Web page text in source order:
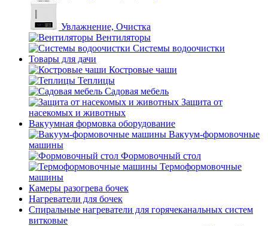
Увлажнение, Очистка
Вентиляторы
Системы водоочистки
Товары для дачи
Костровые чаши
Теплицы
Садовая мебель
Защита от
насекомых и животных
Вакуумная формовка оборудование
Вакуум-формовочные
машины
Формовочный стол
Термоформовочные
машины
Камеры разогрева бочек
Нагреватели для бочек
Спиральные нагреватели для горячеканальных систем
витковые